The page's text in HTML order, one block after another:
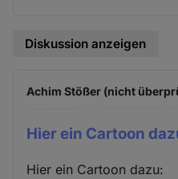
Diskussion anzeigen
Achim Stößer (nicht
Hier ein Cartoon
Hier ein Cartoon dazu: